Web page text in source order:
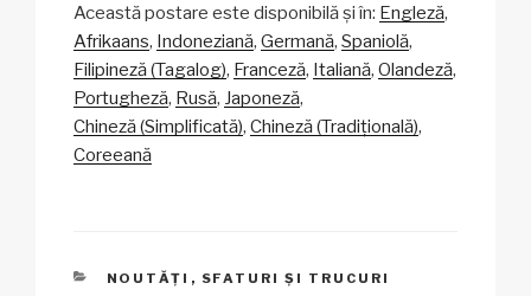
p
y
Li
n
ail c
e
b
o
at
s
A
p
a
p
h
ta
je
ă
Această postare este disponibilă și în: Engleză
Afrikaans Indoneziană Germană Spaniolă
Filipineză (Tagalog) Franceză Italiană Olandeză
Portugheză Rusă Japoneză
Chineză (Simplificată) Chineză (Tradițională)
Coreeană
CATEGORII
NOUTĂȚI , SFATURI ȘI TRUCURI